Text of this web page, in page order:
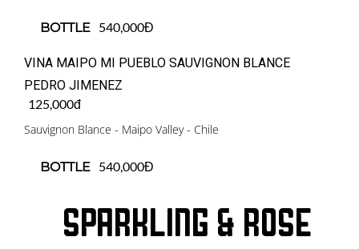
BOTTLE 540,000Đ
VINA MAIPO MI PUEBLO SAUVIGNON BLANCE
PEDRO JIMENEZ
125,000đ
Sauvignon Blance - Maipo Valley - Chile
BOTTLE 540,000Đ
Sparkling & Rose